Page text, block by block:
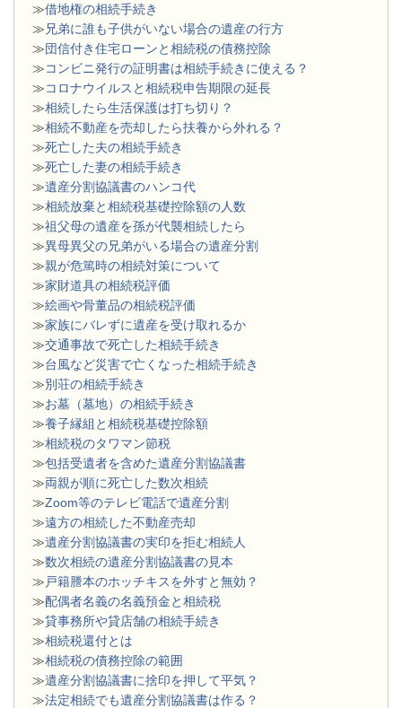
≫借地権の相続手続き
≫ 兄弟に誰も子供がいない場合の遺産の行方
≫団信付き住宅ローンと相続税の債務控除
≫コンビニ発行の証明書は相続手続きに使える？
≫コロナウイルスと相続税申告期限の延長
≫相続したら生活保護は打ち切り？
≫相続不動産を売却したら扶養から外れる？
≫死亡した夫の相続手続き
≫死亡した妻の相続手続き
≫遺産分割協議書のハンコ代
≫相続放棄と相続税基礎控除額の人数
≫祖父母の遺産を孫が代襲相続したら
≫異母異父の兄弟がいる場合の遺産分割
≫親が危篤時の相続対策について
≫家財道具の相続税評価
≫絵画や骨董品の相続税評価
≫家族にバレずに遺産を受け取れるか
≫交通事故で死亡した相続手続き
≫台風など災害で亡くなった相続手続き
≫別荘の相続手続き
≫お墓（墓地）の相続手続き
≫養子縁組と相続税基礎控除額
≫相続税のタワマン節税
≫包括受遺者を含めた遺産分割協議書
≫両親が順に死亡した数次相続
≫Zoom等のテレビ電話で遺産分割
≫遠方の相続した不動産売却
≫遺産分割協議書の実印を拒む相続人
≫数次相続の遺産分割協議書の見本
≫ 戸籍謄本のホッチキスを外すと無効？
≫配偶者名義の名義預金と相続税
≫貸事務所や貸店舗の相続手続き
≫相続税還付とは
≫相続税の債務控除の範囲
≫遺産分割協議書に捨印を押して平気？
≫法定相続でも遺産分割協議書は作る？